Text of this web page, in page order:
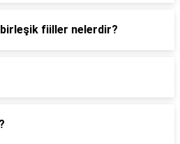
birleşik fiiller nelerdir?